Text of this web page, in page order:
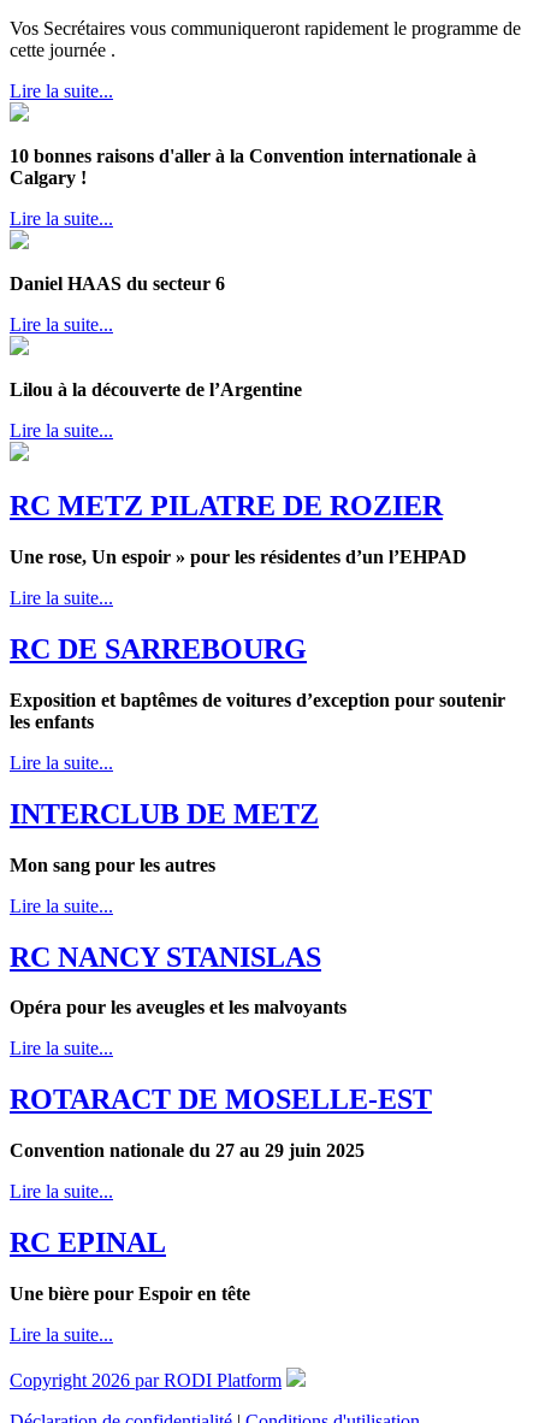
Vos Secrétaires vous communiqueront rapidement le programme de
cette journée .
Lire la suite...
10 bonnes raisons d'aller à la Convention internationale à
Calgary !
Lire la suite...
Daniel HAAS du secteur 6
Lire la suite...
Lilou à la découverte de l’Argentine
Lire la suite...
RC METZ PILATRE DE ROZIER
Une rose, Un espoir » pour les résidentes d’un l’EHPAD
Lire la suite...
RC DE SARREBOURG
Exposition et baptêmes de voitures d’exception pour soutenir
les enfants
Lire la suite...
INTERCLUB DE METZ
Mon sang pour les autres
Lire la suite...
RC NANCY STANISLAS
Opéra pour les aveugles et les malvoyants
Lire la suite...
ROTARACT DE MOSELLE-EST
Convention nationale du 27 au 29 juin 2025
Lire la suite...
RC EPINAL
Une bière pour Espoir en tête
Lire la suite...
Copyright 2026 par RODI Platform